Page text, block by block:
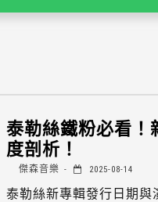
泰勒絲鐵粉必看！
度剖析！
傑森音樂 2025-08-14
泰勒絲新專輯發行日期